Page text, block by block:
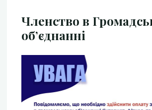
Членство в
об’єднанні